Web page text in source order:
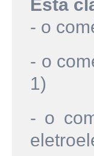
Esta
- o
- o
1)
- o